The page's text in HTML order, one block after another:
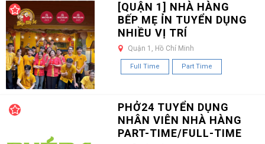
[QUẬN 1] NHÀ HÀNG
BẾP MẸ ỈN TUYỂN DỤNG
NHIỀU VỊ TRÍ
Quận 1, Hồ Chí Minh
Full Time Part Time
PHỞ24 TUYỂN DỤNG
NHÂN VIÊN NHÀ HÀNG
PART-TIME/FULL-TIME